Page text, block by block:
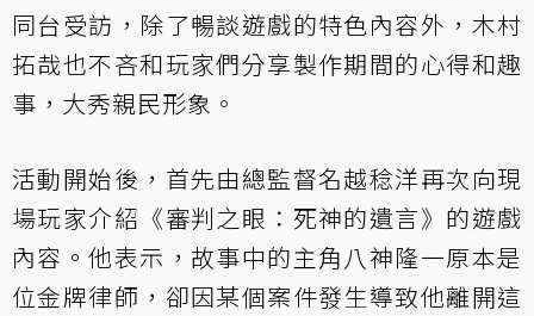
同台受訪，除了暢談遊戲的特色內容外，木村
拓哉也不吝和玩家們分享製作期間的心得和趣
事，大秀親民形象。
活動開始後，首先由總監督名越稔洋再次向現
場玩家介紹《審判之眼：死神的遺言》的遊戲
內容。他表示，故事中的主角八神隆一原本是
位金牌律師，卻因某個案件發生導致他離開這